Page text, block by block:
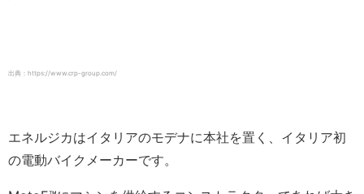
出典：https://www.crp-group.com/
エネルジカはイタリアのモデナに本社を置く、イタリア初
の電動バイクメーカーです。